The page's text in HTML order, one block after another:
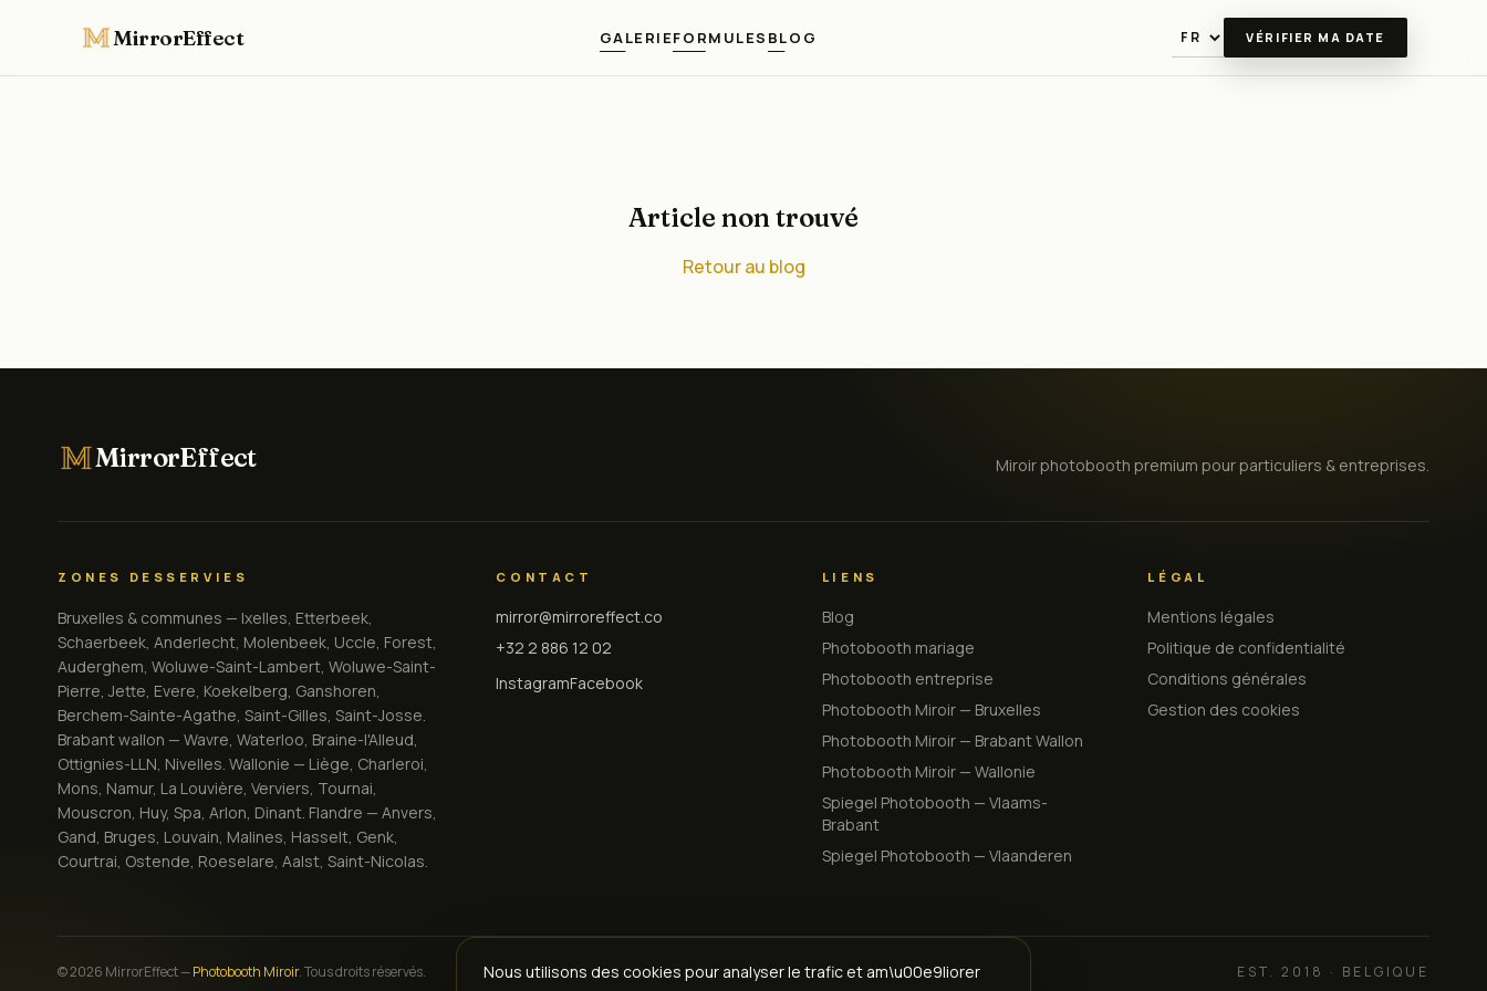
MirrorEffect GALERIEFORMULES BLOG Langue VÉRIFIER MA DATE
Article non trouvé
Retour au blog
MirrorEffect Miroir photobooth premium pour particuliers & entreprises.
ZONES DESSERVIES
Bruxelles & communes — Ixelles, Etterbeek,
Schaerbeek, Anderlecht, Molenbeek, Uccle, Forest,
Auderghem, Woluwe-Saint-Lambert, Woluwe-Saint-
Pierre, Jette, Evere, Koekelberg, Ganshoren,
Berchem-Sainte-Agathe, Saint-Gilles, Saint-Josse.
Brabant wallon — Wavre, Waterloo, Braine-l'Alleud,
Ottignies-LLN, Nivelles. Wallonie — Liège, Charleroi,
Mons, Namur, La Louvière, Verviers, Tournai,
Mouscron, Huy, Spa, Arlon, Dinant. Flandre — Anvers,
Gand, Bruges, Louvain, Malines, Hasselt, Genk,
Courtrai, Ostende, Roeselare, Aalst, Saint-Nicolas.
CONTACT
mirror@mirroreffect.co
+32 2 886 12 02
InstagramFacebook
LIENS
Blog
Photobooth mariage
Photobooth entreprise
Photobooth Miroir — Bruxelles
Photobooth Miroir — Brabant Wallon
Photobooth Miroir — Wallonie
Spiegel Photobooth — Vlaams-
Brabant
Spiegel Photobooth — Vlaanderen
LÉGAL
Mentions légales
Politique de confidentialité
Conditions générales
Gestion des cookies
©2026 MirrorEffect —Photobooth Miroir.Tous droits réservés. EST. 2018 · BELGIQUE
Nous utilisons des cookies pour analyser le trafic et am\u00e9liorer